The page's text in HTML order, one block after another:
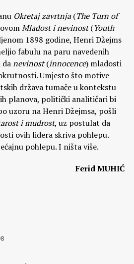
Okretaj zavrtnja(The Turn of
Mladostinevinost(Youth
1898 godine, Henri Džejms
fabulu na paru navedenih
nevinost(innocence) mladosti
Umjesto što motive
država tumače u kontekstu
planova, politički analitičari bi
uzoru na Henri Džejmsa, pošli
i mudrost, uz postulat da
ovih lidera skriva pohlepu.
pohlepu. I ništa više.
Ferid MUHIĆ